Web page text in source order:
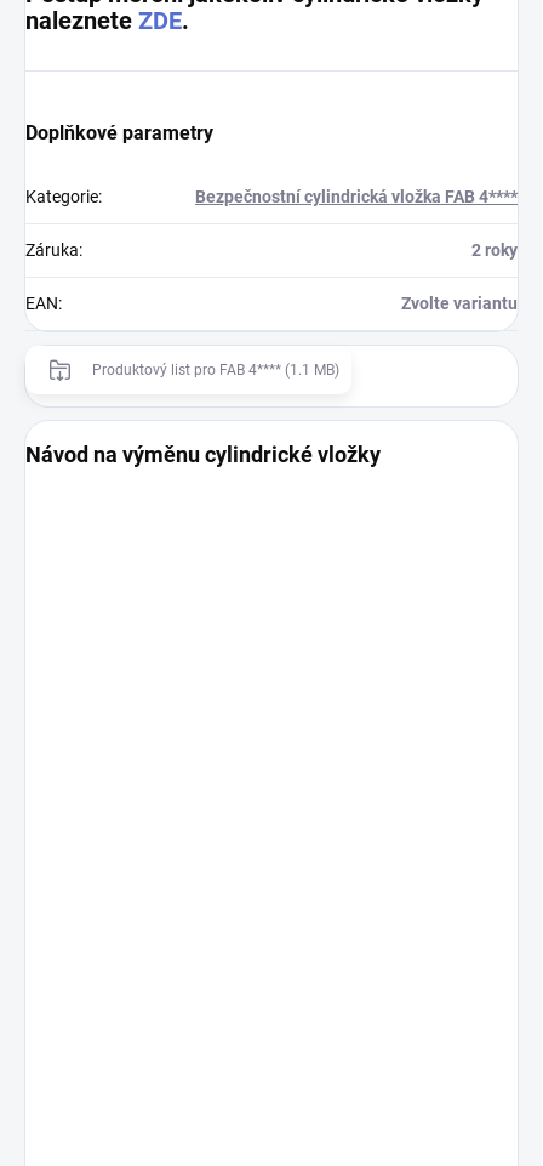
naleznete ZDE.
Doplňkové parametry
Kategorie: Bezpečnostní cylindrická vložka FAB 4****
Záruka: 2 roky
EAN: Zvolte variantu
Produktový list pro FAB 4**** (1.1 MB)
Návod na výměnu cylindrické vložky